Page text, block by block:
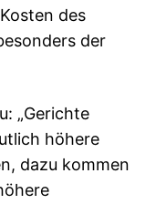
des
der
„Gerichte
höhere
dazu kommen